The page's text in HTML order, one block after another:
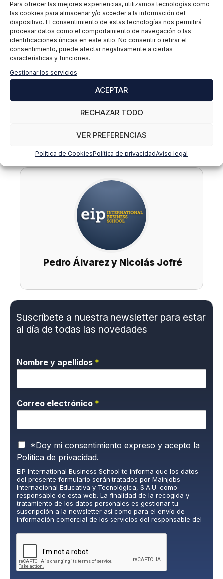
Para ofrecer las mejores experiencias, utilizamos tecnologías como
las cookies para almacenar y/o acceder a la información del
dispositivo. El consentimiento de estas tecnologías nos permitirá
procesar datos como el comportamiento de navegación o las
identificaciones únicas en este sitio. No consentir o retirar el
consentimiento, puede afectar negativamente a ciertas
características y funciones.
Gestionar los servicios
ACEPTAR
RECHAZAR TODO
VER PREFERENCIAS
Política de CookiesPolítica de privacidadAviso legal
relacionados con las instalaciones energéticas e
incorporando las últimas tecnologías relacionadas
con laprogramación, la inteligencia artificial, el
Machine Learning y el Big Dataaplicados al sector
de las energías renovables, entre otras disciplinas
que están impulsando el mercado energético actual y
futuro.
Si deseas profundizar en este contenido, te dejamos
a continuación el enlace a nuestro EIPTALKS sobre
También te recordamos seguirnos en
LinkedIn, Facebook, Instagram y TikTok.
Pedro Álvarez y Nicolás Jofré
Suscríbete a nuestra newsletter para estar
al día de todas las novedades
Nombre y apellidos *
Correo electrónico *
P
o
l
í
t
i
c
a
d
e
v
*Doy mi consentimiento expreso y acepto la
Política de privacidad.
EIP International Business School te informa que los datos
del presente formulario serán tratados por Mainjobs
Internacional Educativa y Tecnológica, S.A.U. como
responsable de esta web. La finalidad de la recogida y
tratamiento de los datos personales es gestionar tu
suscripción a la newsletter así como para el envío de
información comercial de los servicios del responsable del
del/a interesado/a. No se cederán datos a terceros, salvo
obligación legal. Podrás ejercer tus derechos de acceso,
rectificación, limitación y supresión de los datos en
cumplimiento@grupomainjobs.com
, así como el derecho a
presentar una reclamación ante la autoridad de control.